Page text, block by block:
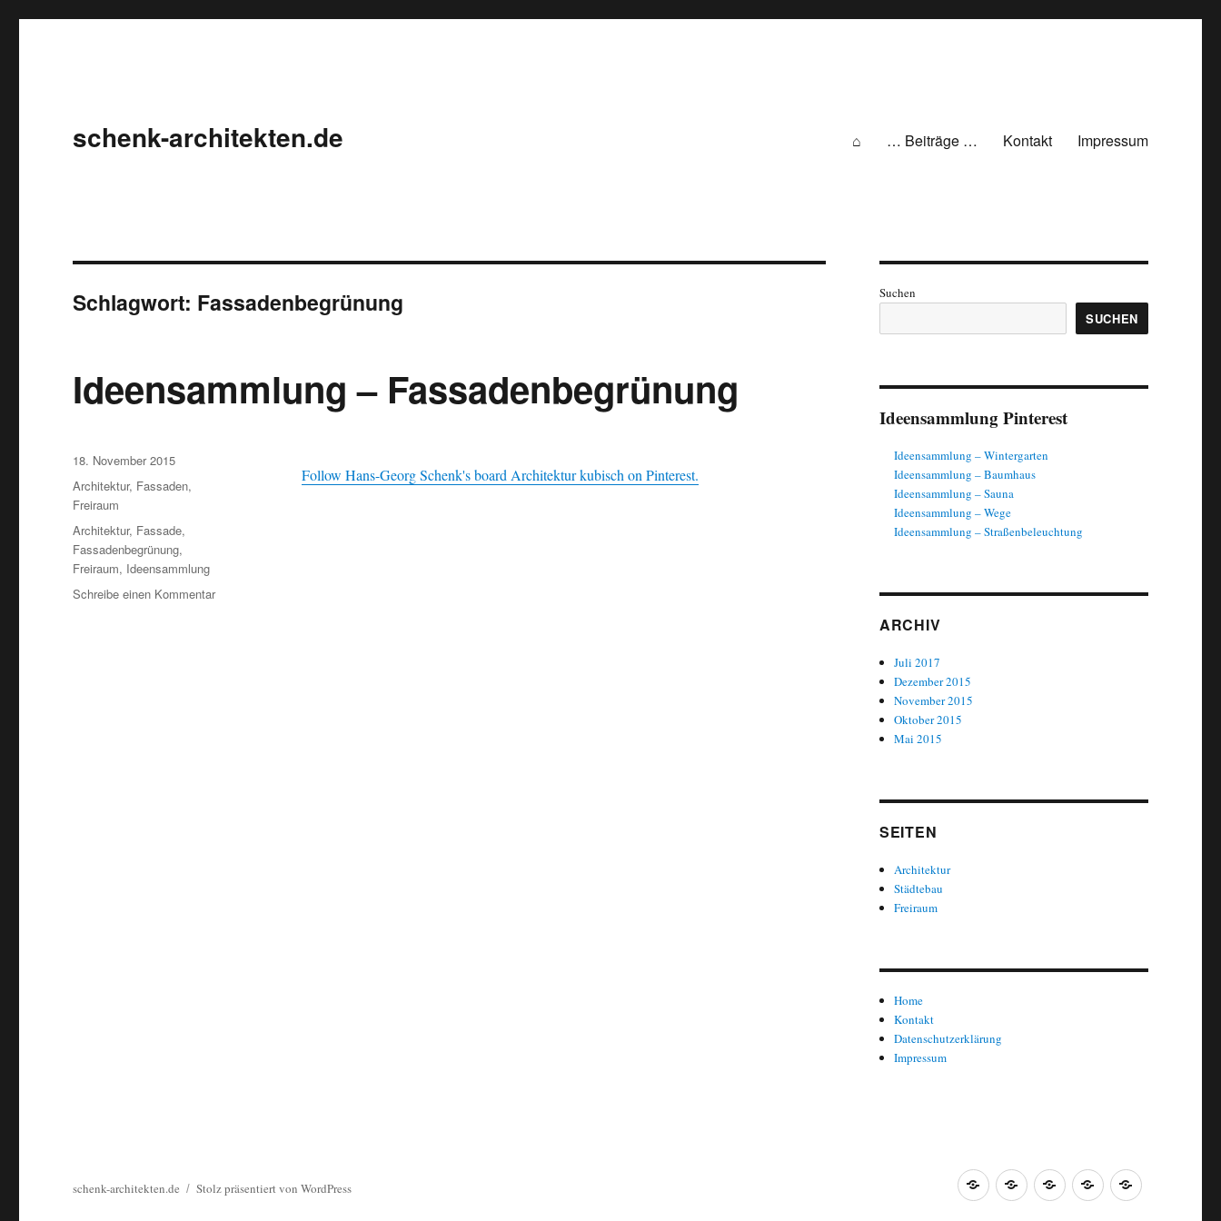
schenk-architekten.de ⌂ … Beiträge … Kontakt Impressum
Schlagwort: Fassadenbegrünung
Ideensammlung – Fassadenbegrünung
Follow Hans-Georg Schenk's board Architektur kubisch on Pinterest.
Veröffentlicht
am
18. November 2015
Kategorien
Architektur, Fassaden,
Freiraum
Schlagwörter
Architektur, Fassade,
Fassadenbegrünung,
Freiraum, Ideensammlung
Schreibe einen Kommentarzu
Suchen
SUCHEN
Ideensammlung Pinterest
Ideensammlung – Wintergarten
Ideensammlung – Baumhaus
Ideensammlung – Sauna
Ideensammlung – Wege
Ideensammlung – Straßenbeleuchtung
ARCHIV
Juli 2017
Dezember 2015
November 2015
Oktober 2015
Mai 2015
SEITEN
Architektur
Städtebau
Freiraum
Home
Kontakt
Datenschutzerklärung
Impressum
ArchitekturStädtebauInnenarchitektur
FreiraumDesign
schenk-architekten.de Stolz präsentiert von WordPress